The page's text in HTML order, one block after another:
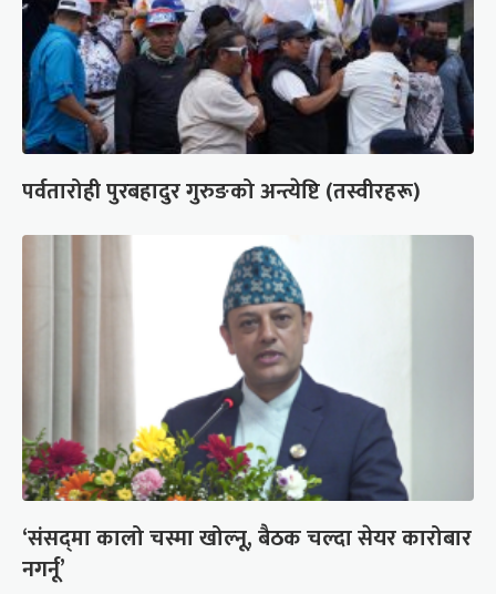
पर्वतारोही पुरबहादुर गुरुङको अन्त्येष्टि (तस्वीरहरू)
‘संसद्‍मा कालो चस्मा खोल्नू, बैठक चल्दा सेयर कारोबार
नगर्नू’